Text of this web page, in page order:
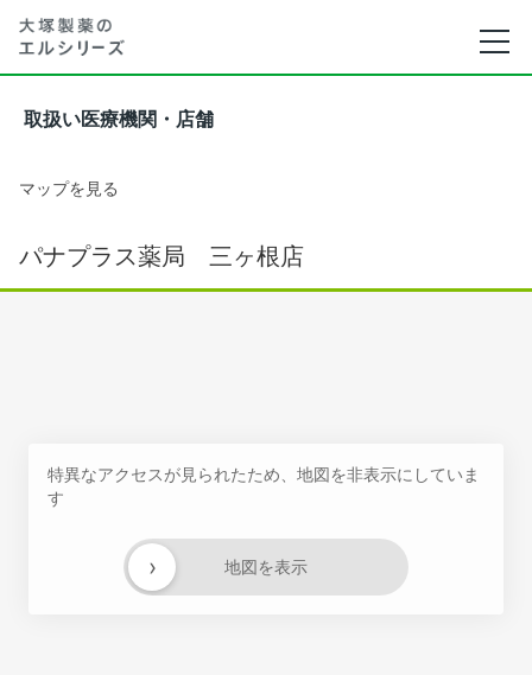
取扱い医療機関・店舗
マップを見る
パナプラス薬局 三ヶ根店
特異なアクセスが見られたため、地図を非表示にしていま
す
地図を表示
›